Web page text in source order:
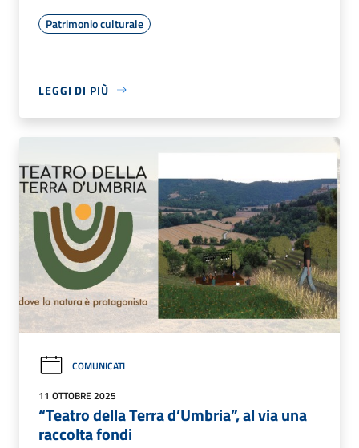
Patrimonio culturale
LEGGI DI PIÙ
COMUNICATI
11 OTTOBRE 2025
“Teatro della Terra d’Umbria”, al via una
raccolta fondi